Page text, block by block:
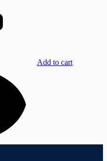
Add to cart